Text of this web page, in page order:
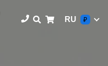
RU ₽